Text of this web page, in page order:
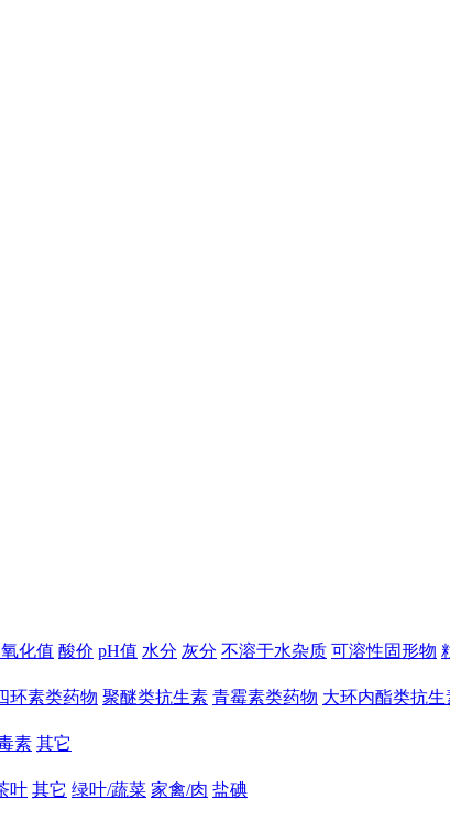
化值 酸价 pH值 水分 灰分 不溶于水杂质 可溶性固形物
环素类药物 聚醚类抗生素 青霉素类药物 大环内酯类抗生
素 其它
叶 其它 绿叶/蔬菜 家禽/肉 盐碘